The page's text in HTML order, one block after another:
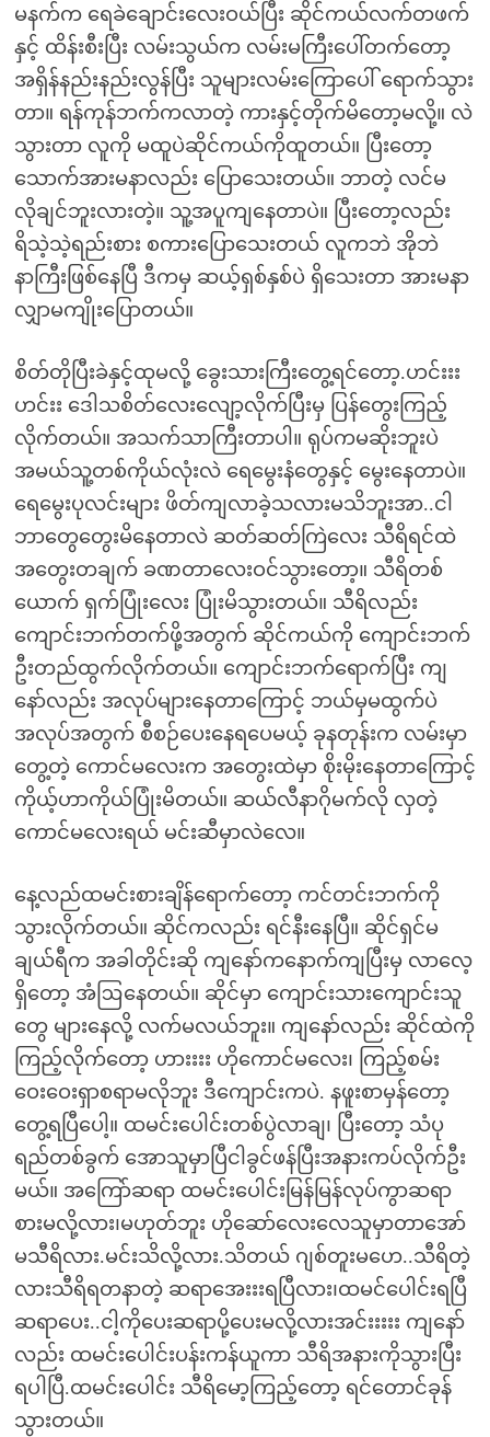
မနက်က ရေခဲချောင်းလေးဝယ်ပြီး ဆိုင်ကယ်လက်တဖက်
နှင့် ထိန်းစီးပြီး လမ်းသွယ်က လမ်းမကြီးပေါ်တက်တော့
အရှိန်နည်းနည်းလွန်ပြီး သူများလမ်းကြောပေါ် ရောက်သွား
တာ။ ရန်ကုန်ဘက်ကလာတဲ့ ကားနှင့်တိုက်မိတော့မလို့။ လဲ
သွားတာ လူကို မထူပဲဆိုင်ကယ်ကိုထူတယ်။ ပြီးတော့
သောက်အားမနာလည်း ပြောသေးတယ်။ ဘာတဲ့ လင်မ
လိုချင်ဘူးလားတဲ့။ သူ့အပူကျနေတာပဲ။ ပြီးတော့လည်း
ရိသဲ့သဲ့ရည်းစား စကားပြောသေးတယ် လူကဘဲ အိုဘဲ
နာကြီးဖြစ်နေပြီ ဒီကမှ ဆယ့်ရှစ်နှစ်ပဲ ရှိသေးတာ အားမနာ
လျှာမကျိုးပြောတယ်။
စိတ်တိုပြီးခဲနှင့်ထုမလို့ ခွေးသားကြီးတွေ့ရင်တော့.ဟင်းးး
ဟင်းး ဒေါသစိတ်လေးလျော့လိုက်ပြီးမှ ပြန်တွေးကြည့်
လိုက်တယ်။ အသက်သာကြီးတာပါ။ ရုပ်ကမဆိုးဘူးပဲ
အမယ်သူ့တစ်ကိုယ်လုံးလဲ ရေမွေးနံတွေနှင့် မွေးနေတာပဲ။
ရေမွေးပုလင်းများ ဖိတ်ကျလာခဲ့သလားမသိဘူးအာ..ငါ
ဘာတွေတွေးမိနေတာလဲ ဆတ်ဆတ်ကြဲလေး သီရိရင်ထဲ
အတွေးတချက် ခဏတာလေးဝင်သွားတော့။ သီရိတစ်
ယောက် ရှက်ပြုံးလေး ပြုံးမိသွားတယ်။ သီရိလည်း
ကျောင်းဘက်တက်ဖို့အတွက် ဆိုင်ကယ်ကို ကျောင်းဘက်
ဦးတည်ထွက်လိုက်တယ်။ ကျောင်းဘက်ရောက်ပြီး ကျ
နော်လည်း အလုပ်များနေတာကြောင့် ဘယ်မှမထွက်ပဲ
အလုပ်အတွက် စီစဉ်ပေးနေရပေမယ့် ခုနတုန်းက လမ်းမှာ
တွေ့တဲ့ ကောင်မလေးက အတွေးထဲမှာ စိုးမိုးနေတာကြောင့်
ကိုယ့်ဟာကိုယ်ပြုံးမိတယ်။ ဆယ်လီနာဂိုမက်လို လှတဲ့
ကောင်မလေးရယ် မင်းဆီမှာလဲလေ။
နေ့လည်ထမင်းစားချိန်ရောက်တော့ ကင်တင်းဘက်ကို
သွားလိုက်တယ်။ ဆိုင်ကလည်း ရင်နီးနေပြီ။ ဆိုင်ရှင်မ
ချယ်ရီက အခါတိုင်းဆို ကျနော်ကနောက်ကျပြီးမှ လာလေ့
ရှိတော့ အံဩနေတယ်။ ဆိုင်မှာ ကျောင်းသားကျောင်းသူ
တွေ များနေလို့ လက်မလယ်ဘူး။ ကျနော်လည်း ဆိုင်ထဲကို
ကြည့်လိုက်တော့ ဟားးးး ဟိုကောင်မလေး၊ ကြည့်စမ်း
ဝေးဝေးရှာစရာမလိုဘူး ဒီကျောင်းကပဲ. နဖူးစာမှန်တော့
တွေ့ရပြီပေါ့။ ထမင်းပေါင်းတစ်ပွဲလာချ၊ ပြီးတော့ သံပု
ရည်တစ်ခွက် အောသူမှာပြီငါခွင်ဖန်ပြီးအနားကပ်လိုက်ဦး
မယ်။ အကြော်ဆရာ ထမင်းပေါင်းမြန်မြန်လုပ်ကွာဆရာ
စားမလို့လား၊မဟုတ်ဘူး ဟိုဆော်လေးလေသူမှာတာအော်
မသီရိလား.မင်းသိလို့လား.သိတယ် ဂျစ်တူးမဟေ..သီရိတဲ့
လားသီရိရတနာတဲ့ ဆရာအေးးးရပြီလား၊ထမင်ပေါင်းရပြီ
ဆရာပေး..ငါ့ကိုပေးဆရာပို့ပေးမလို့လားအင်းးးးး ကျနော်
လည်း ထမင်းပေါင်းပန်းကန်ယူကာ သီရိအနားကိုသွားပြီး
ရပါပြီ.ထမင်းပေါင်း သီရိမော့ကြည့်တော့ ရင်တောင်ခုန်
သွားတယ်။